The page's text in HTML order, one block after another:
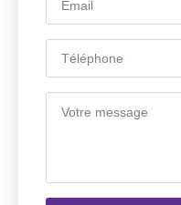
Téléphone
Message